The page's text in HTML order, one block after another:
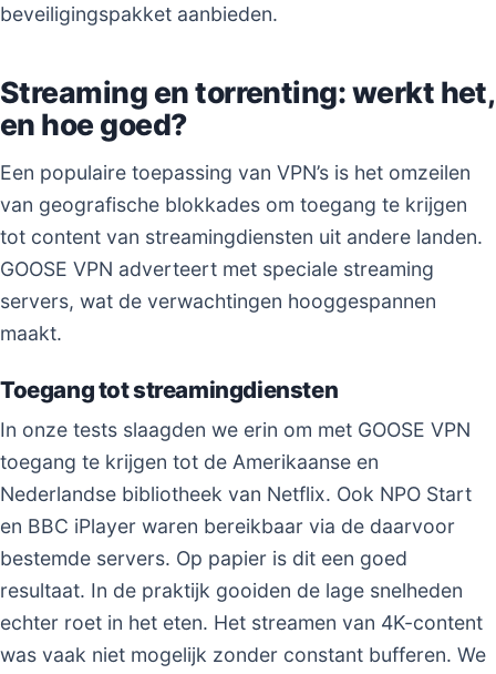
beveiligingspakket aanbieden.
Streaming en torrenting: werkt het,
en hoe goed?
Een populaire toepassing van VPN’s is het omzeilen
van geografische blokkades om toegang te krijgen
tot content van streamingdiensten uit andere landen.
GOOSE VPN adverteert met speciale streaming
servers, wat de verwachtingen hooggespannen
maakt.
Toegang tot streamingdiensten
In onze tests slaagden we erin om met GOOSE VPN
toegang te krijgen tot de Amerikaanse en
Nederlandse bibliotheek van Netflix. Ook NPO Start
en BBC iPlayer waren bereikbaar via de daarvoor
bestemde servers. Op papier is dit een goed
resultaat. In de praktijk gooiden de lage snelheden
echter roet in het eten. Het streamen van 4K-content
was vaak niet mogelijk zonder constant bufferen. We